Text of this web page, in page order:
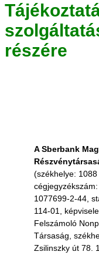
részére
A Sberbank
(székhelye: 1088
1077699-2-44,
114-01,
Felszámoló
Társaság,
Zsilinszky út 78.